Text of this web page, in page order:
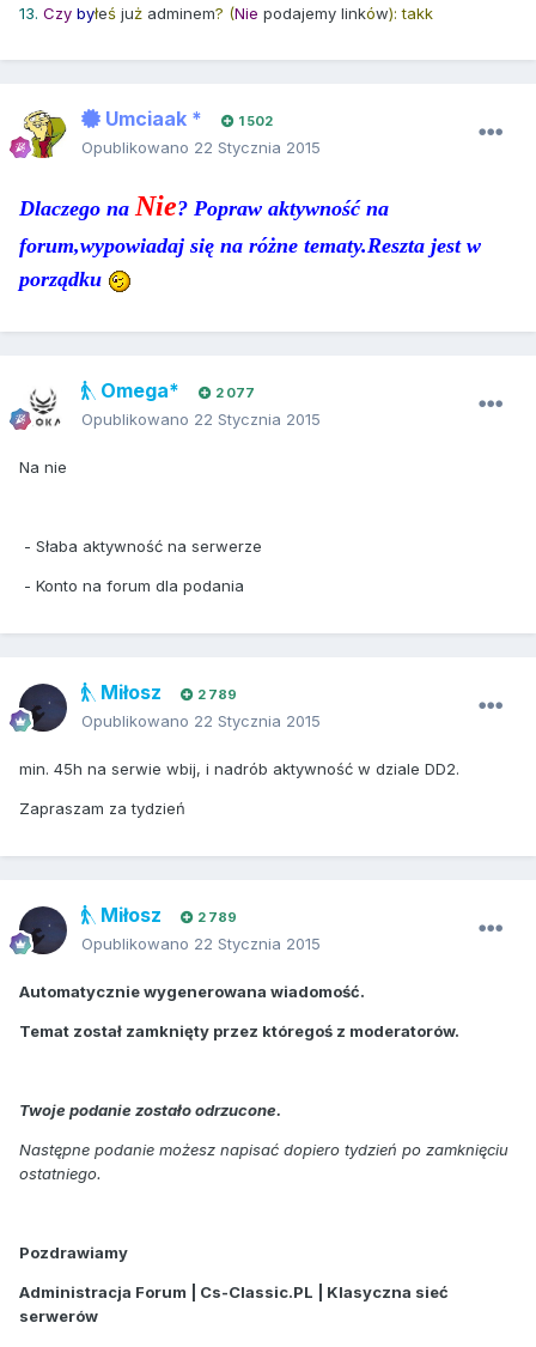
13. Czy byłeś już adminem? (Nie podajemy linków): takk
Umciaak * 1 502
Opublikowano 22 Stycznia 2015
Dlaczego naNie? Popraw aktywność na
forum,wypowiadaj się na różne tematy.Reszta jest w
porządku
Omega* 2 077
Opublikowano 22 Stycznia 2015
Na nie
- Słaba aktywność na serwerze
- Konto na forum dla podania
Miłosz 2 789
Opublikowano 22 Stycznia 2015
min. 45h na serwie wbij, i nadrób aktywność w dziale DD2.
Zapraszam za tydzień
Miłosz 2 789
Opublikowano 22 Stycznia 2015
Automatycznie wygenerowana wiadomość.
Temat został zamknięty przez któregoś z moderatorów.
Twoje podanie zostało odrzucone.
Następne podanie możesz napisać dopiero tydzień po zamknięciu
ostatniego.
Pozdrawiamy
Administracja Forum | Cs-Classic.PL | Klasyczna sieć
serwerów